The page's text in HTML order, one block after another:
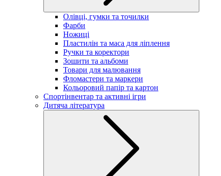
Олівці, гумки та точилки
Фарби
Ножиці
Пластилін та маса для ліплення
Ручки та коректори
Зошити та альбоми
Товари для малювання
Фломастери та маркери
Кольоровий папір та картон
Спортінвентар та активні ігри
Дитяча література